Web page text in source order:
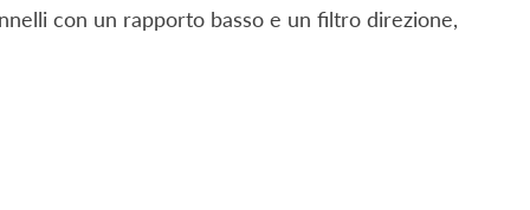
con un rapporto basso e un filtro direzione,